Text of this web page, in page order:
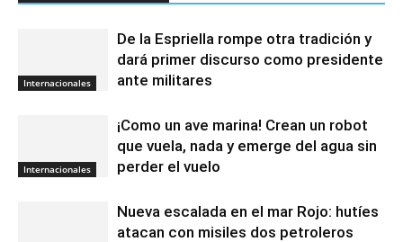
Internacionales
De la Espriella rompe otra tradición y
dará primer discurso como presidente
ante militares
Internacionales
¡Como un ave marina! Crean un robot
que vuela, nada y emerge del agua sin
perder el vuelo
Nueva escalada en el mar Rojo: hutíes
atacan con misiles dos petroleros